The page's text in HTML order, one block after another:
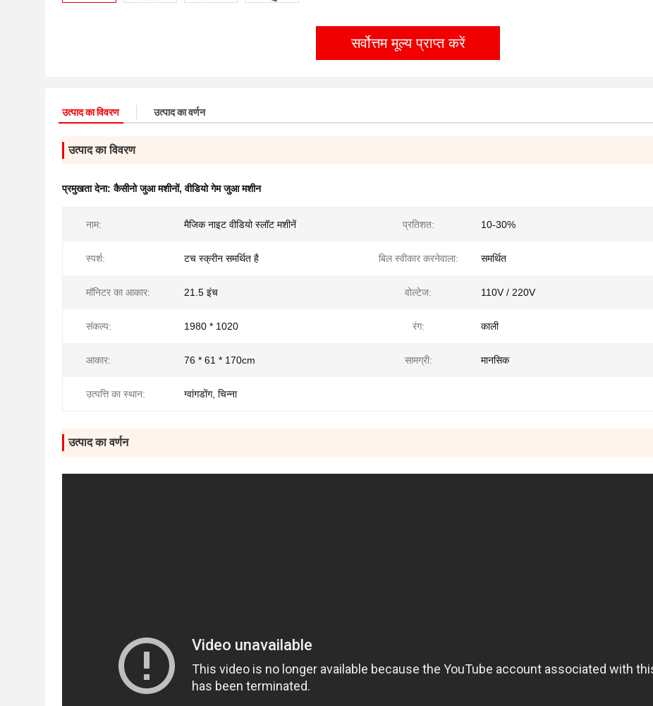
सर्वोत्तम मूल्य प्राप्त करें
उत्पाद का विवरण उत्पाद का वर्णन
उत्पाद का विवरण
प्रमुखता देना:कैसीनो जुआ मशीनों,वीडियो गेम जुआ मशीन
नाम: मैजिक नाइट वीडियो स्लॉट मशीनें प्रतिशत: 10-30%
स्पर्श: टच स्क्रीन समर्थित है बिल स्वीकार करनेवाला: समर्थित
मॉनिटर का आकार: 21.5 इंच वोल्टेज: 110V / 220V
संकल्प: 1980 * 1020 रंग: काली
आकार: 76 * 61 * 170cm सामग्री: मानसिक
उत्पत्ति का स्थान: ग्वांगडोंग, चिन्ना
उत्पाद का वर्णन